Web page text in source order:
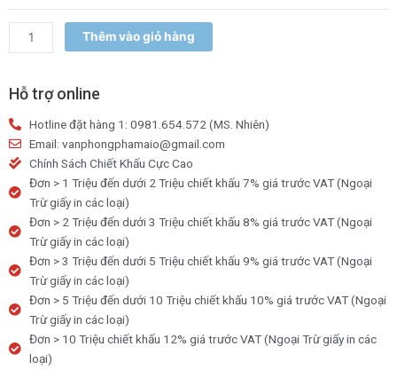
Kids
12
/
màu
+
tặng
kèm
sổ
tô
màu
số
lượng
Thêm vào giỏ hàng
Hỗ trợ online
Hotline đặt hàng 1: 0981.654.572 (MS. Nhiên)
Email: vanphongphamaio@gmail.com
Chính Sách Chiết Khấu Cực Cao
Đơn > 1 Triệu đến dưới 2 Triệu chiết khấu 7% giá trước VAT (Ngoại
Trừ giấy in các loại)
Đơn > 2 Triệu đến dưới 3 Triệu chiết khấu 8% giá trước VAT (Ngoại
Trừ giấy in các loại)
Đơn > 3 Triệu đến dưới 5 Triệu chiết khấu 9% giá trước VAT (Ngoại
Trừ giấy in các loại)
Đơn > 5 Triệu đến dưới 10 Triệu chiết khấu 10% giá trước VAT (Ngoại
Trừ giấy in các loại)
Đơn > 10 Triệu chiết khấu 12% giá trước VAT (Ngoại Trừ giấy in các
loại)